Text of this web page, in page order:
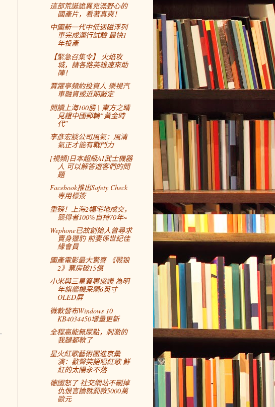
這部荒誕詭異充滿野心的
國產片，看著真爽！
中國新一代中低速磁浮列
車完成運行試驗 最快1
年投產
【緊急召集令】 火焰攻
城，請各路英雄速來助
陣！
賈躍亭頻約投資人 樂視汽
車融資或近期敲定
閱讀上海100勝 | 東方之睛
見證中國郵輪“黃金時
代”
李彥宏談公司風氣：風清
氣正才能有戰鬥力
[視頻]日本超級AI武士機器
人 可以解答遊客們的問
題
Facebook推出Safety Check
專用標簽
重磅！上海2幅宅地成交，
競得者100%自持70年~
Wephone已故創始人曾尋求
賣身獵豹 前妻係世紀佳
緣會員
國產電影最大驚喜 《戰狼
2》票房破15億
小米與三星簽署協議 為明
年旗艦機采購6英寸
OLED屏
微軟發布Windows 10
KB4034450增量更新
全程高能無尿點，刺激的
我腿都軟了
星火紅歌藝術團進京彙
演：歡聲笑語唱紅歌 鮮
紅的太陽永不落
德國怒了 社交網站不刪掉
仇恨言論就罰款5000萬
歐元